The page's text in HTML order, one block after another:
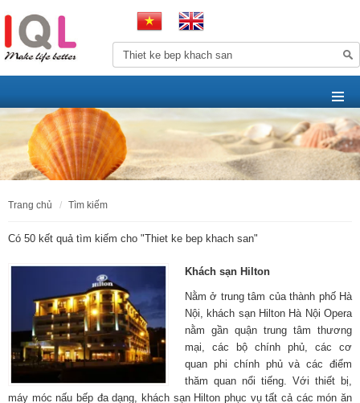
trang chủ tìm kiếm
Có 50 kết quả tìm kiếm cho "Thiet ke bep khach san"
Khách sạn Hilton
Nằm ở trung tâm của thành phố Hà
Nội, khách sạn Hilton Hà Nội Opera
nằm gần quận trung tâm thương
mại, các bộ chính phủ, các cơ
quan phi chính phủ và các điểm
thăm quan nổi tiếng. Với thiết bị,
máy móc nấu bếp đa dạng, khách sạn Hilton phục vụ tất cả các món ăn